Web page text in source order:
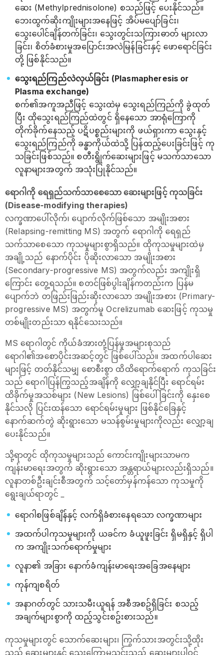
ဆေး (Methylprednisolone) စသည်ဖြင့် ပေးနိုင်သည်။
ဘေးထွက်ဆိုးကျိုးများအနေဖြင့် အိပ်မပျော်ခြင်း၊
သွေးပေါင်ချိန်တက်ခြင်း၊ သွေးတွင်းသကြားဓာတ် များလာ
ခြင်း၊ စိတ်ခံစားမှုအပြောင်းအလဲမြန်ခြင်းနှင့် ဖောရောင်ခြင်း
တို့ ဖြစ်နိုင်သည်။
သွေးရည်ကြည်လဲလှယ်ခြင်း (Plasmapheresis or
Plasma exchange)
စက်၏အကူအညီဖြင့် သွေးထဲမှ သွေးရည်ကြည်ကို ခွဲထုတ်
ပြီး ထိုသွေးရည်ကြည်ထဲတွင် ရှိနေသော အာရုံကြောကို
တိုက်ခိုက်နေသည့် ပဋိပစ္စည်းများကို ဖယ်ရှားကာ သွေးနှင့်
သွေးရည်ကြည်ကို ခန္ဓာကိုယ်ထဲသို့ ပြန်ထည့်ပေးခြင်းဖြင့် ကု
သခြင်းဖြစ်သည်။ စတီးရွိုက်ဆေးများဖြင့် မသက်သာသော
လူနာများအတွက် အသုံးပြုနိုင်သည်။
ရောဂါကို ရေရှည်သက်သာစေသော ဆေးများဖြင့် ကုသခြင်း
(Disease-modifying therapies)
လက္ခဏာပေါ်လိုက်၊ ပျောက်လိုက်ဖြစ်သော အမျိုးအစား
(Relapsing-remitting MS) အတွက် ရောဂါကို ရေရှည်
သက်သာစေသော ကုသမှုများစွာရှိသည်။ ထိုကုသမှုများထဲမှ
အချို့သည် နောက်ပိုင်း ပိုဆိုးလာသော အမျိုးအစား
(Secondary-progressive MS) အတွက်လည်း အကျိုးရှိ
ကြောင်း တွေ့ရသည်။ စတင်ဖြစ်ပွါးချိန်ကတည်းက ပြန်မ
ပျောက်ဘဲ တဖြည်းဖြည်းဆိုးလာသော အမျိုးအစား (Primary-
progressive MS) အတွက်မူ Ocrelizumab ဆေးဖြင့် ကုသမှု
တစ်မျိုးတည်းသာ ရနိုင်သေးသည်။
MS ရောဂါတွင် ကိုယ်ခံအားတုံ့ပြန်မှုအများစုသည်
ရောဂါ၏အစောပိုင်းအဆင့်တွင် ဖြစ်ပေါ်သည်။ အထက်ပါဆေး
များဖြင့် တတ်နိုင်သမျှ စောစီးစွာ ထိထိရောက်ရောက် ကုသခြင်း
သည် ရောဂါပြန်ကြွသည့်အချိန်ကို လျှော့ချနိုင်ပြီး ရောင်ရမ်း
ထိခိုက်မှုအသစ်များ (New Lesions) ဖြစ်ပေါ်ခြင်းကို နှေးစေ
နိုင်သလို ပြင်းထန်သော ရောင်ရမ်းမှုများ ဖြစ်နိုင်ခြေနှင့်
နောက်ဆက်တွဲ ဆိုးရွားသော မသန်စွမ်းမှုများကိုလည်း လျှော့ချ
ပေးနိုင်သည်။
သို့ရာတွင် ထိုကုသမှုများသည် ကောင်းကျိုးများသာမက
ကျန်းမာရေးအတွက် ဆိုးရွားသော အန္တရာယ်များလည်းရှိသည်။
လူနာတစ်ဦးချင်းစီအတွက် သင့်တော်မှန်ကန်သော ကုသမှုကို
ရွေးချယ်ရာတွင် _
ရောဂါစဖြစ်ချိန်နှင့် လက်ရှိခံစားနေရသော လက္ခဏာများ
အထက်ပါကုသမှုများကို ယခင်က ခံယူဖူးခြင်း ရှိမရှိနှင့် ရှိပါ
က အကျိုးသက်ရောက်မှုများ
လူနာ၏ အခြား နောက်ခံကျန်းမာရေးအခြေအနေများ
ကုန်ကျစရိတ်
အနာဂတ်တွင် သားသမီးယူရန် အစီအစဥ်ရှိခြင်း စသည့်
အချက်များစွာကို ထည့်သွင်းစဥ်းစားသည်။
ကုသမှုများတွင် သောက်ဆေးများ၊ ကြွက်သားအတွင်းသို့ထိုး
သည့် ဆေးများနှင့် သွေးကြောမှသွင်းသည့် ဆေးများပါဝင်